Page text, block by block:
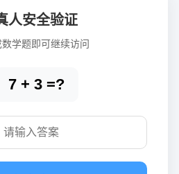
人安全验证
学题即可继续访问
7 + 3 =?